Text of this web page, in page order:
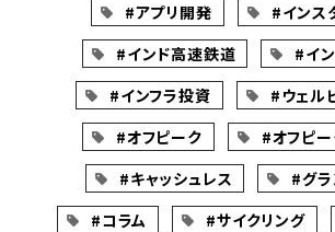
#アプリ開発
#インス
#インド高速鉄道
#イ
#インフラ投資
#ウェル
#オフピーク
#オフピ
#キャッシュレス
#グラ
#コラム
#サイクリング